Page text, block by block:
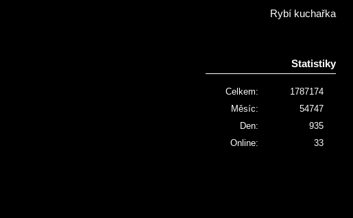
Rybí kuchařka
Statistiky
Online: 33
Celkem:
1787174
Měsíc:
54747
Den:
935